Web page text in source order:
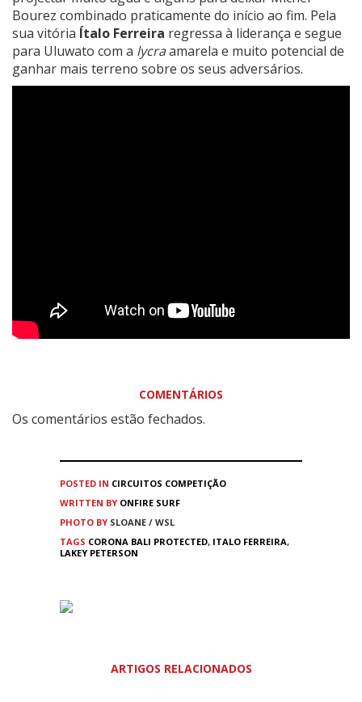
Bourez combinado praticamente do início ao fim. Pela
sua vitória Ítalo Ferreira regressa à liderança e segue
para Uluwato com a lycraamarela e muito potencial de
ganhar mais terreno sobre os seus adversários.
COMENTÁRIOS
Os comentários estão fechados.
POSTED IN CIRCUITOS COMPETIÇÃO
WRITTEN BY ONFIRE SURF
PHOTO BY SLOANE / WSL
TAGS CORONA BALI PROTECTED, ITALO FERREIRA,
LAKEY PETERSON
ARTIGOS RELACIONADOS